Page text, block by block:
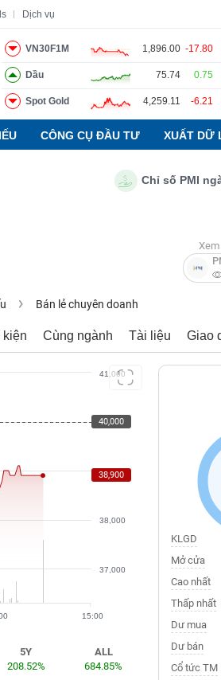
Dịch vụ
VN30F1M 1,896.00 -17.80
Dầu 75.74 0.75
Spot Gold 4,259.11 -6.21
CÔNG CỤ ĐẦU TƯ XUẤT DỮ
Chỉ số PMI ngành
Bán lẻ chuyên doanh
kiện Cùng ngành Tài liệu Giao
40,000
37,000
38,000
39,000
41,000
15:00
40,000
38,900
5Y
208.52%
ALL
684.85%
KLGD
Mở cửa
Cao nhất
Thấp nhất
Dư mua
Dư bán
Cổ tức TM
tích Thuật ngữ